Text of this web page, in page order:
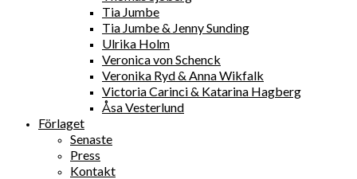
Tia Jumbe
Tia Jumbe & Jenny Sunding
Ulrika Holm
Veronica von Schenck
Veronika Ryd & Anna Wikfalk
Victoria Carinci & Katarina Hagberg
Åsa Vesterlund
Förlaget
Senaste
Press
Kontakt